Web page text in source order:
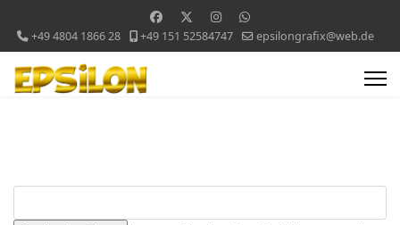
+49 4804 1866 28 +49 151 52584747 epsilongrafix@web.de